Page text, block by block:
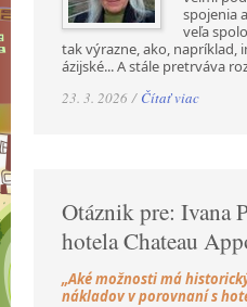
spojenia
veľa
tak výrazne, ako, napríklad,
ázijské... A stále pretrváva
23. 3. 2026 / Čítať viac
Otáznik pre: Ivana
hotela Chateau
„Aké možnosti má
nákladov v porovnaní s